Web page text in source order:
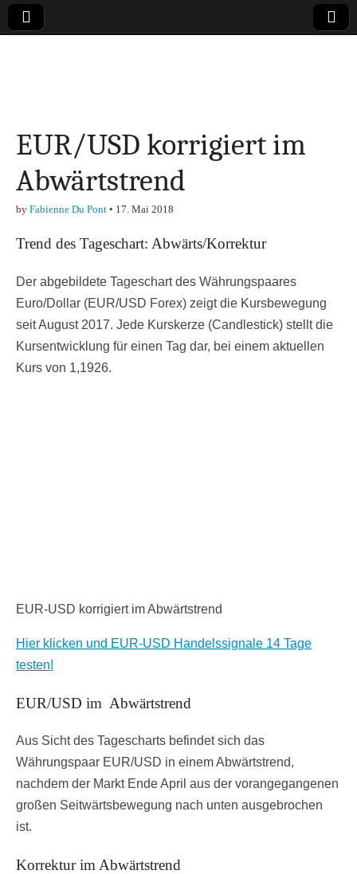
Finanzen,
Marketing-, Vertrieb-
& Investment-Tipps
EUR/USD korrigiert im
Abwärtstrend
by Fabienne Du Pont • 17. Mai 2018
Trend des Tageschart: Abwärts/Korrektur
Der abgebildete Tageschart des Währungspaares
Euro/Dollar (EUR/USD Forex) zeigt die Kursbewegung
seit August 2017. Jede Kurskerze (Candlestick) stellt die
Kursentwicklung für einen Tag dar, bei einem aktuellen
Kurs von 1,1926.
EUR-USD korrigiert im Abwärtstrend
Hier klicken und EUR-USD Handelssignale 14 Tage
testen!
EUR/USD im Abwärtstrend
Aus Sicht des Tagescharts befindet sich das
Währungspaar EUR/USD in einem Abwärtstrend,
nachdem der Markt Ende April aus der vorangegangenen
großen Seitwärtsbewegung nach unten ausgebrochen
ist.
Korrektur im Abwärtstrend